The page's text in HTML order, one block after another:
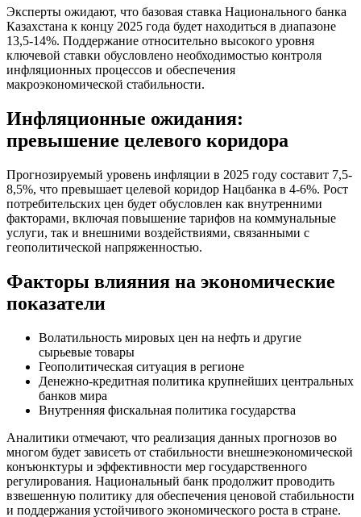
Эксперты ожидают, что базовая ставка Национального банка
Казахстана к концу 2025 года будет находиться в диапазоне
13,5-14%. Поддержание относительно высокого уровня
ключевой ставки обусловлено необходимостью контроля
инфляционных процессов и обеспечения
макроэкономической стабильности.
Инфляционные ожидания:
превышение целевого коридора
Прогнозируемый уровень инфляции в 2025 году составит 7,5-
8,5%, что превышает целевой коридор Нацбанка в 4-6%. Рост
потребительских цен будет обусловлен как внутренними
факторами, включая повышение тарифов на коммунальные
услуги, так и внешними воздействиями, связанными с
геополитической напряженностью.
Факторы влияния на экономические
показатели
Волатильность мировых цен на нефть и другие
сырьевые товары
Геополитическая ситуация в регионе
Денежно-кредитная политика крупнейших центральных
банков мира
Внутренняя фискальная политика государства
Аналитики отмечают, что реализация данных прогнозов во
многом будет зависеть от стабильности внешнеэкономической
конъюнктуры и эффективности мер государственного
регулирования. Национальный банк продолжит проводить
взвешенную политику для обеспечения ценовой стабильности
и поддержания устойчивого экономического роста в стране.